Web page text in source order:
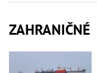
ZAHRANIČNÉ